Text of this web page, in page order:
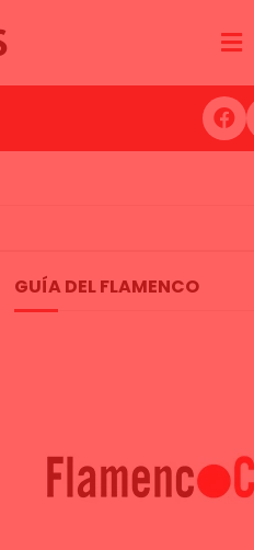
GUÍA DEL FLAMENCO